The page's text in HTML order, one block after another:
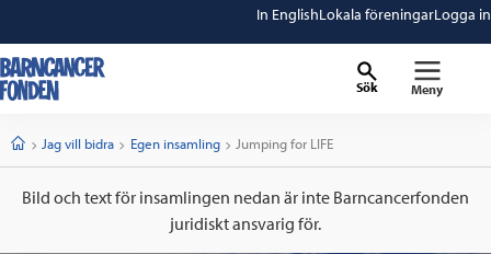
In EnglishLokala föreningarLogga in
Sök Meny
StartJag vill bidra Egen insamling Current:
Jumping for LIFE
Bild och text för insamlingen nedan är inte Barncancerfonden
juridiskt ansvarig för.